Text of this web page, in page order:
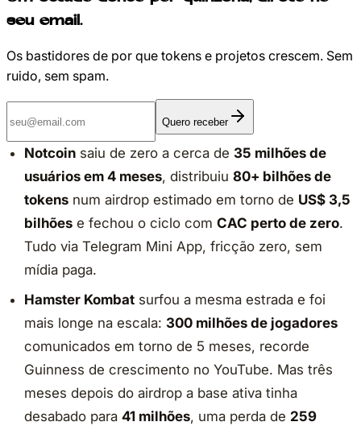
seu email.
Os bastidores de por que tokens e projetos crescem. Sem
ruido, sem spam.
Quero receber
Notcoin saiu de zero a cerca de35 milhões de
usuários em 4 meses, distribuiu80+ bilhões de
tokens num airdrop estimado em torno de US$ 3,5
bilhões e fechou o ciclo comCAC perto de zero.
Tudo via Telegram Mini App, fricção zero, sem
mídia paga.
Hamster Kombat surfou a mesma estrada e foi
mais longe na escala:300 milhões de jogadores
comunicados em torno de 5 meses, recorde
Guinness de crescimento no YouTube. Mas três
meses depois do airdrop a base ativa tinha
desabado para41 milhões, uma perda de 259